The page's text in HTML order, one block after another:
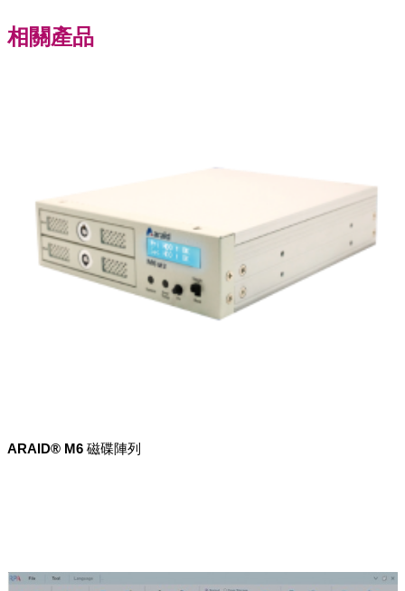
相關產品
ARAID® M6 磁碟陣列